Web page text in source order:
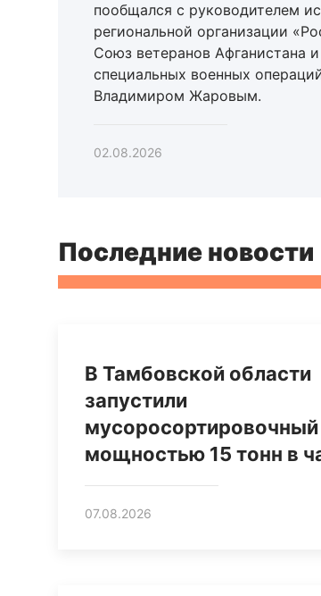
пообщался с руководителем
региональной организации
Союз ветеранов Афганистана и
специальных военных
Владимиром Жаровым.
02.08.2026
Последние новости
В Тамбовской области
запустили
мусоросортировочный
мощностью 15 тонн в
07.08.2026